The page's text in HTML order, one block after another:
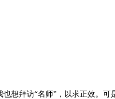
拜访“名师”，以求正效。可